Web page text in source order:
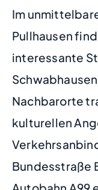
Im
Pullhausen
interessante
Nachbarorte
kulturellen
Bundesstraße